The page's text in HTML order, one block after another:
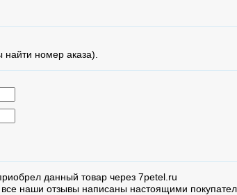
номер аказа).
данный товар через 7petel.ru
наши отзывы написаны настоящими